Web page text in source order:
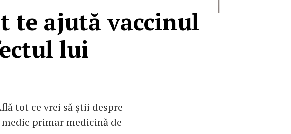
te ajută vaccinul
lui
tot ce vrei să ştii despre
primar medicină de